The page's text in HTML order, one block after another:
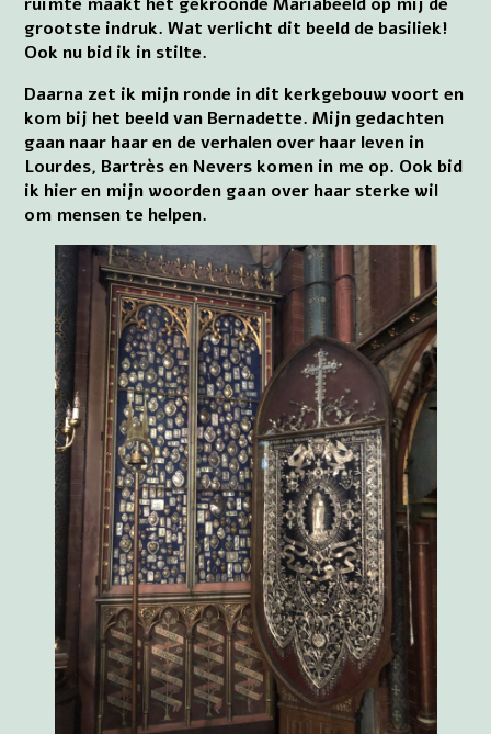
grootste indruk. Wat verlicht dit beeld de basiliek!
Ook nu bid ik in stilte.
Daarna zet ik mijn ronde in dit kerkgebouw voort en
kom bij het beeld van Bernadette. Mijn gedachten
gaan naar haar en de verhalen over haar leven in
Lourdes, Bartrès en Nevers komen in me op. Ook bid
ik hier en mijn woorden gaan over haar sterke wil
om mensen te helpen.